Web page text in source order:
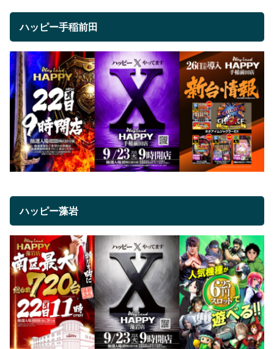
ハッピー手稲前田
ハッピー藻岩